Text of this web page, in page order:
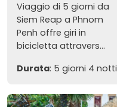
Viaggio di 5 giorni da
Siem Reap a Phnom
Penh offre giri in
bicicletta attravers...
Durata: 5 giorni 4 notti